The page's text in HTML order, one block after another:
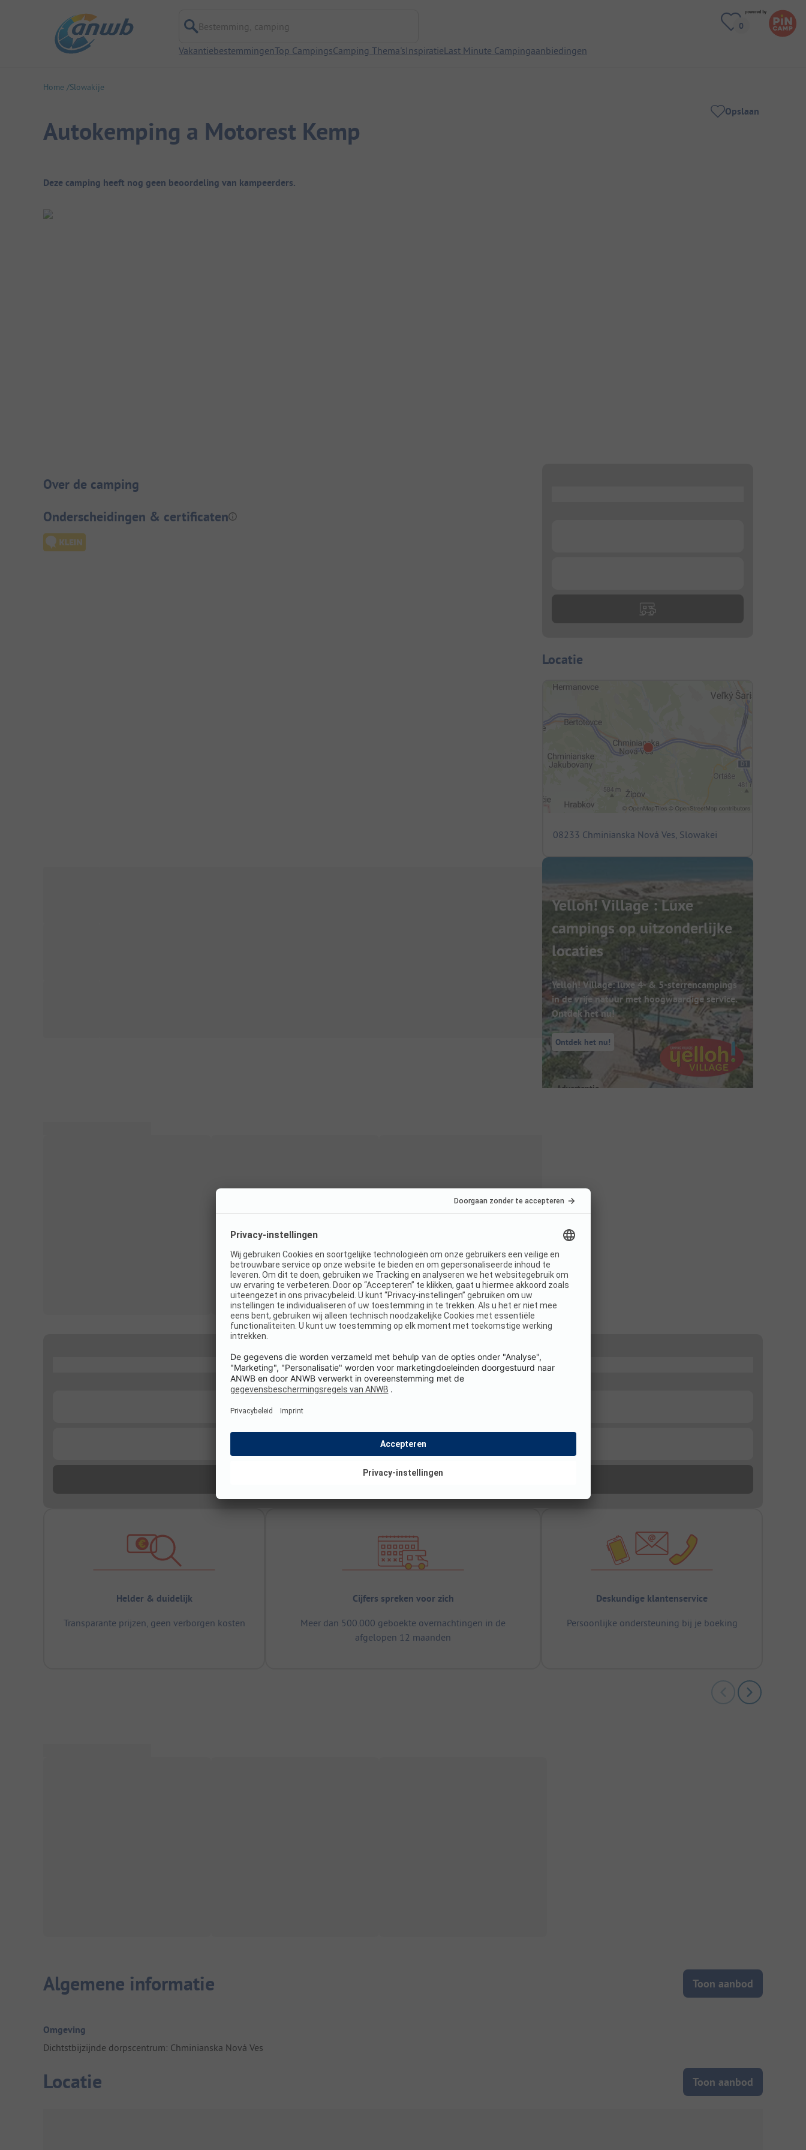
Bestemming, camping
VakantiebestemmingenTop CampingsCamping Thema'sInspiratieLast Minute Campingaanbiedingen
Home Slowakije
Autokemping a Motorest Kemp
Opslaan
Camping overzicht
Deze camping heeft nog geen beoordeling van kampeerders.
Camping introductie
Over de camping
Onderscheidingen & certificaten
Locatie
08233 Chminianska Nová Ves, Slowakei
Yelloh! Village : Luxe
campings op uitzonderlijke
locaties
Yelloh! Village: luxe 4- & 5-sterrencampings
in de vrije natuur met hoogwaardige service.
Ontdek het nu!
Ontdek het nu!
Helder & duidelijk
Transparante prijzen, geen verborgen kosten
Cijfers spreken voor zich
Meer dan 500.000 geboekte overnachtingen in de
afgelopen 12 maanden
Deskundige klantenservice
Persoonlijke ondersteuning bij je boeking
Algemene informatie Toon aanbod
Omgeving
Dichtstbijzijnde dorpscentrum: Chminianska Nová Ves
Locatie Toon aanbod